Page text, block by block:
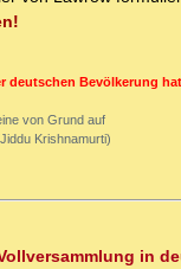
deutschen Bevölkerung
von Grund auf
Krishnamurti)
in